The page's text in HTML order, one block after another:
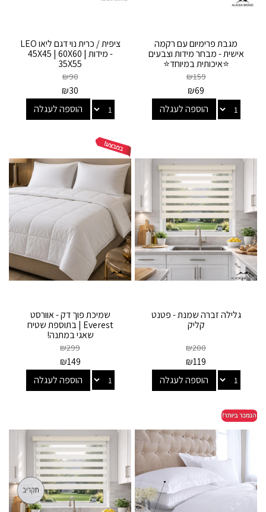
מגבת פרימיום עם רקמה
אישית - מבחר מידות וצבעים
⭐איכותית במיוחד⭐
₪159
₪69
הוספה לעגלה
ציפית / כרית נוי דגם ליאו LEO
- מידות 45X45 | 60X60 |
35X55
₪90
₪30
הוספה לעגלה
גלילה זברה שמנת - פטנט
קליק
₪200
₪119
הוספה לעגלה
שמיכת פוך דק - אוורסט
Everest | בתוספת שטיח
שאגי במתנה!
₪299
₪149
הוספה לעגלה